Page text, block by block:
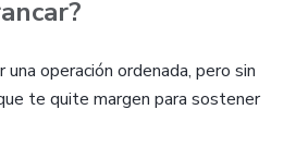
operación ordenada, pero sin
te quite margen para sostener